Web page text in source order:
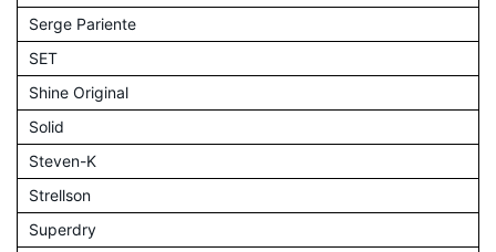
Serge Pariente
SET
Shine Original
Solid
Steven-K
Strellson
Superdry